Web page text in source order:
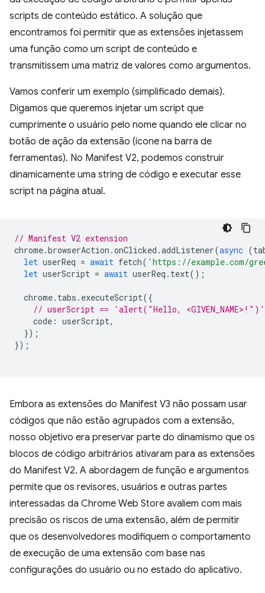
scripts de conteúdo estático. A solução que
encontramos foi permitir que as extensões injetassem
uma função como um script de conteúdo e
transmitissem uma matriz de valores como argumentos.
Vamos conferir um exemplo (simplificado demais).
Digamos que queremos injetar um script que
cumprimente o usuário pelo nome quando ele clicar no
botão de ação da extensão (ícone na barra de
ferramentas). No Manifest V2, podemos construir
dinamicamente uma string de código e executar esse
script na página atual.
// Manifest V2 extension
chrome.browserAction .onClicked .addListener(async (
let userReq = await fetch( 'https://example.com/
let userScript = await userReq . text();
chrome. tabs . executeScript({
// userScript == 'alert("Hello, <GIVEN_NAME>!")'
code : userScript,
});
});
Embora as extensões do Manifest V3 não possam usar
códigos que não estão agrupados com a extensão,
nosso objetivo era preservar parte do dinamismo que os
blocos de código arbitrários ativaram para as extensões
do Manifest V2. A abordagem de função e argumentos
permite que os revisores, usuários e outras partes
interessadas da Chrome Web Store avaliem com mais
precisão os riscos de uma extensão, além de permitir
que os desenvolvedores modifiquem o comportamento
de execução de uma extensão com base nas
configurações do usuário ou no estado do aplicativo.